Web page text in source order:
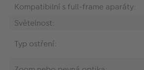
Kompatibilní s full-frame aparáty:
Světelnost:
Typ ostření: